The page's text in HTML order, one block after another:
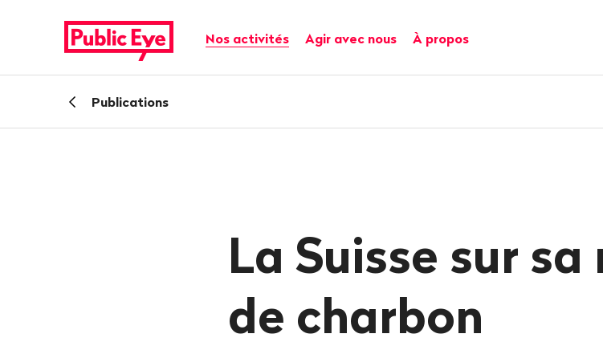
publiceye.ch
Navigation principale
Nos activités Agir avec nous À propos
RetourPublications
La Suisse sur
de charbon